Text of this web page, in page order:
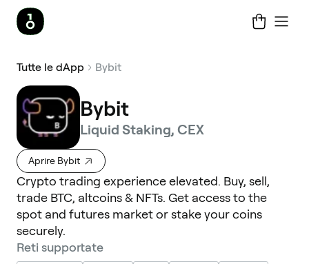
Tutte le dApp Bybit
Bybit
Liquid Staking, CEX
Aprire Bybit
Crypto trading experience elevated. Buy, sell,
trade BTC, altcoins & NFTs. Get access to the
spot and futures market or stake your coins
securely.
Reti supportate